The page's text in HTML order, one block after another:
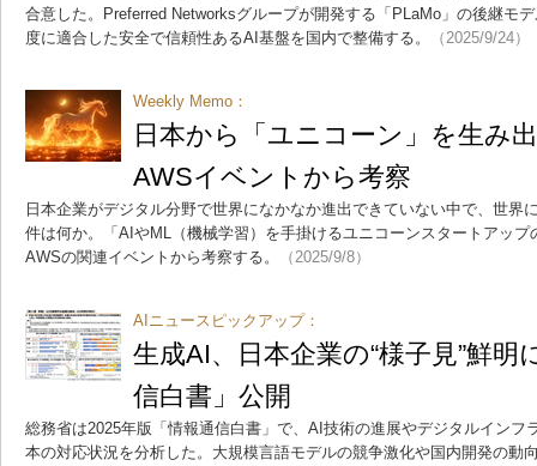
合意した。Preferred Networksグループが開発する「PLaMo」の後継モ
度に適合した安全で信頼性あるAI基盤を国内で整備する。
（2025/9/24）
Weekly Memo：
日本から「ユニコーン」を生
AWSイベントから考察
日本企業がデジタル分野で世界になかなか進出できていない中で、世界
件は何か。「AIやML（機械学習）を手掛けるユニコーンスタートアッ
AWSの関連イベントから考察する。
（2025/9/8）
AIニュースピックアップ：
生成AI、日本企業の“様子見”鮮
信白書」公開
総務省は2025年版「情報通信白書」で、AI技術の進展やデジタルインフ
本の対応状況を分析した。大規模言語モデルの競争激化や国内開発の動